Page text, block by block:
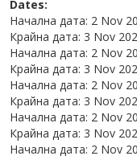
Dates:
Начална дата: 2 Nov
Крайна дата: 3 Nov
Начална дата: 2 Nov
Крайна дата: 3 Nov
Начална дата: 2 Nov
Крайна дата: 3 Nov
Начална дата: 2 Nov
Крайна дата: 3 Nov
Начална дата: 2 Nov